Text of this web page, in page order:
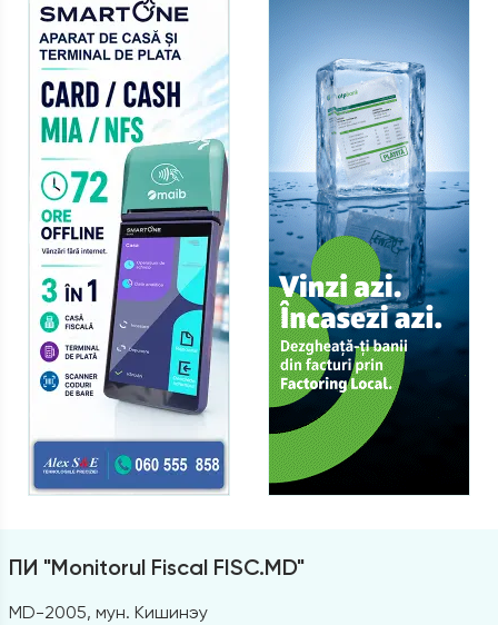
ПИ "Monitorul Fiscal FISC.MD"
MD-2005, мун. Кишинэу